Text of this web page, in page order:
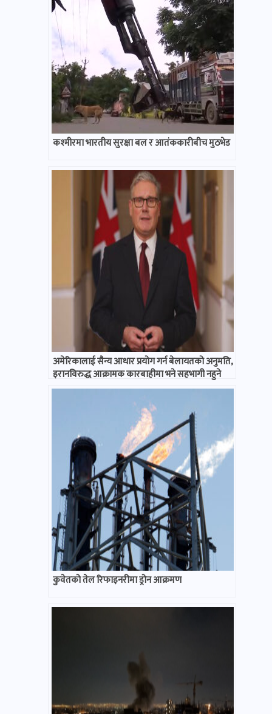
कश्मीरमा भारतीय सुरक्षा बल र आतंककारीबीच मुठभेड
अमेरिकालाई सैन्य आधार प्रयोग गर्न बेलायतको अनुमति,
इरानविरुद्ध आक्रामक कारबाहीमा भने सहभागी नहुने
कुवेतको तेल रिफाइनरीमा ड्रोन आक्रमण